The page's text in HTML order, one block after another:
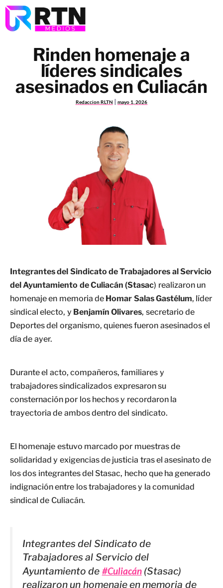
Rinden homenaje a
líderes sindicales
asesinados en Culiacán
Redaccion RLTN mayo 1, 2026
Integrantes del Sindicato de Trabajadores al Servicio
del Ayuntamiento de Culiacán (Stasac) realizaron un
homenaje en memoria de Homar Salas Gastélum, líder
sindical electo, y Benjamín Olivares, secretario de
Deportes del organismo, quienes fueron asesinados el
día de ayer.
Durante el acto, compañeros, familiares y
trabajadores sindicalizados expresaron su
consternación por los hechos y recordaron la
trayectoria de ambos dentro del sindicato.
El homenaje estuvo marcado por muestras de
solidaridad y exigencias de justicia tras el asesinato de
los dos integrantes del Stasac, hecho que ha generado
indignación entre los trabajadores y la comunidad
sindical de Culiacán.
Integrantes del Sindicato de
Trabajadores al Servicio del
Ayuntamiento de #Culiacán(Stasac)
realizaron un homenaje en memoria de